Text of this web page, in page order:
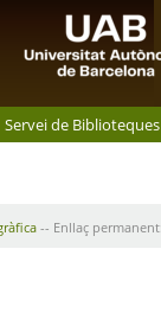
Servei de Biblioteques
-- Enllaç permanent: